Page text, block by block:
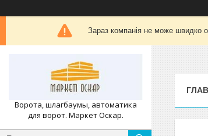
Зараз компанія не може швидко
Ворота, шлагбаумы, автоматика
для ворот. Маркет Оскар.